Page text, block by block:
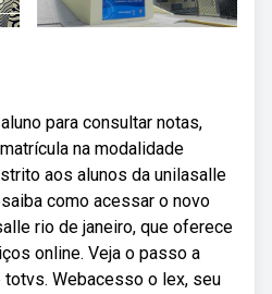
para consultar notas,
na modalidade
aos alunos da unilasalle
como acessar o novo
rio de janeiro, que oferece
online. Veja o passo a
totvs. Webacesso o lex, seu